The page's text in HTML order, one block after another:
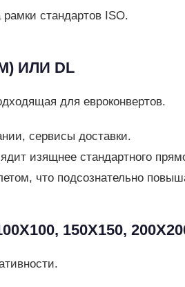
стандартов ISO.
ИЛИ DL
для евроконвертов.
сервисы доставки.
изящнее стандартного
что подсознательно
150Х150,